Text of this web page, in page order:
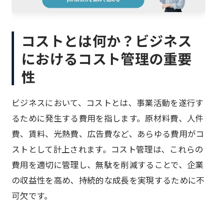
コストとは何か？ビジネス
におけるコスト管理の重要
性
ビジネスにおいて、コストとは、事業活動を遂行す
るために発生する費用を指します。原材料費、人件
費、賃料、光熱費、広告費など、あらゆる費用がコ
ストとして計上されます。コスト管理は、これらの
費用を適切に管理し、無駄を削減することで、企業
の収益性を高め、持続的な成長を実現するために不
可欠です。